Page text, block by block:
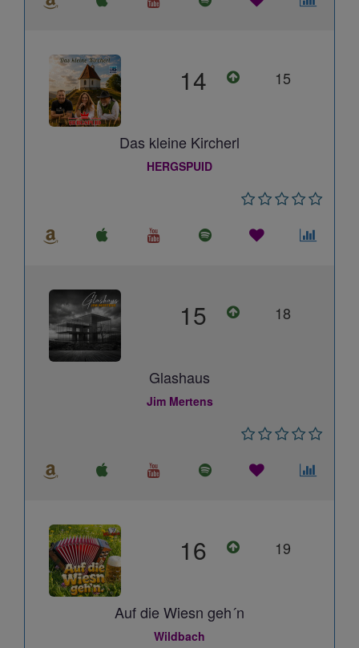
14 15
Das kleine Kircherl
HERGSPUID
15 18
Glashaus
Jim Mertens
16 19
Auf die Wiesn geh´n
Wildbach